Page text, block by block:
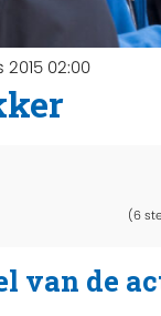
02:00
(6
van de